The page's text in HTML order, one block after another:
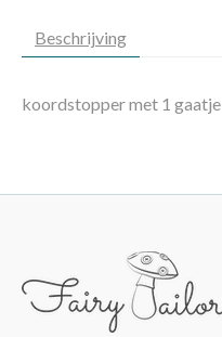
Beschrijving
koordstopper met 1 gaatje